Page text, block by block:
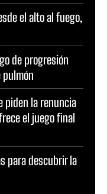
el alto al fuego,
de progresión
piden la renuncia
el juego final
para descubrir la